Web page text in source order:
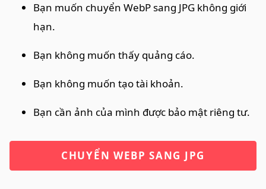
Bạn muốn chuyển WebP sang JPG không giới
hạn.
Bạn không muốn thấy quảng cáo.
Bạn không muốn tạo tài khoản.
Bạn cần ảnh của mình được bảo mật riêng tư.
CHUYỂN WEBP SANG JPG